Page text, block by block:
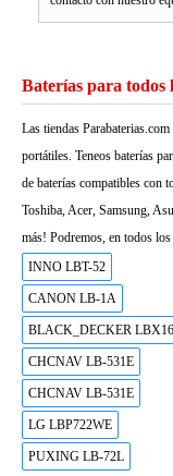
Baterías para todos
Las tiendas
portátiles. Teneos baterías
de baterías compatibles con
Toshiba, Acer, Samsung,
más! Podremos, en todos
INNO LBT-52
CANON LB-1A
BLACK_DECKER LBX16
CHCNAV LB-531E
CHCNAV LB-531E
LG LBP722WE
PUXING LB-72L